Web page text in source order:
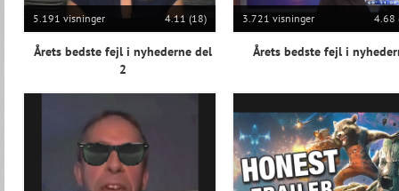
5.191 visninger 4.11 (18)
Årets bedste fejl i nyhederne del
2
3.721 visninger 4.68
Årets bedste fejl i